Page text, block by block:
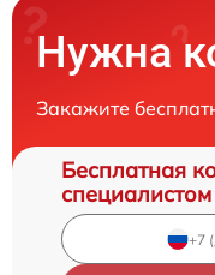
Нужна
Закажите
Бесплатная
специалистом